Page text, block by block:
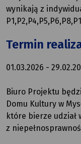
wynikają z
Termin
01.03.2026 -
Biuro Projektu
Domu Kultury w
które bierze
z